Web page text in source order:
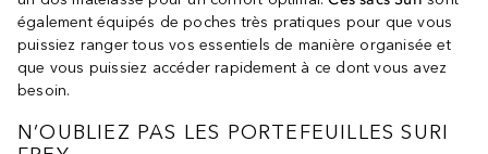
également équipés de poches très pratiques pour que vous
puissiez ranger tous vos essentiels de manière organisée et
que vous puissiez accéder rapidement à ce dont vous avez
besoin.
N’OUBLIEZ PAS LES PORTEFEUILLES SURI